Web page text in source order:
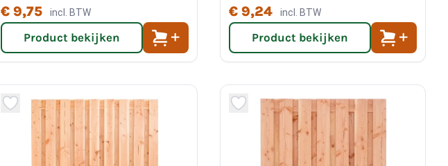
€ 9,75 incl. BTW
Product bekijken
€ 9,24 incl. BTW
Product bekijken